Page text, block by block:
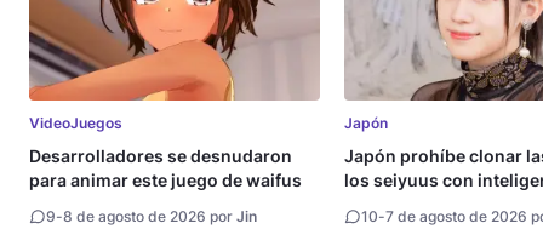
VideoJuegos
Desarrolladores se desnudaron
para animar este juego de waifus
9-8 de agosto de 2026 por Jin
Japón
Japón prohíbe clonar
los seiyuus con
artificial
10-7 de agosto de 2026